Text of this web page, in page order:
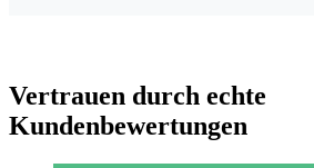
Vertrauen durch echte
Kundenbewertungen